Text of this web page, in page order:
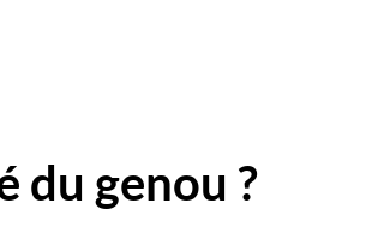
du genou ?